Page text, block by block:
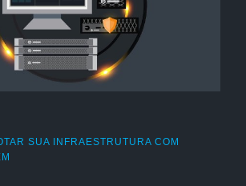
SUA INFRAESTRUTURA COM